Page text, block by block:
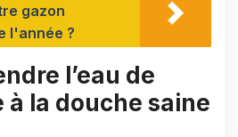
gazon
l'année ?
l’eau de
à la douche saine